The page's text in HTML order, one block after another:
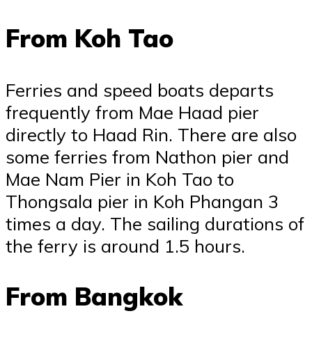
From Koh Tao
Ferries and speed boats departs
frequently from Mae Haad pier
directly to Haad Rin. There are also
some ferries from Nathon pier and
Mae Nam Pier in Koh Tao to
Thongsala pier in Koh Phangan 3
times a day. The sailing durations of
the ferry is around 1.5 hours.
From Bangkok